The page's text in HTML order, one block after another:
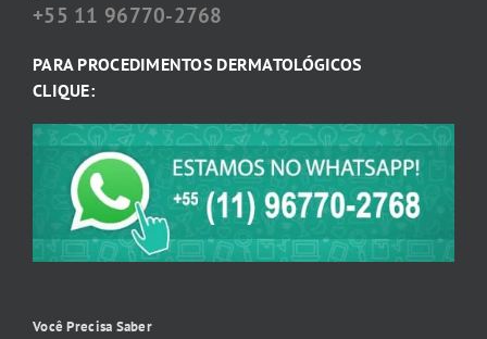
+55 11 96770-2768
PARA PROCEDIMENTOS DERMATOLÓGICOS
CLIQUE:
Você Precisa Saber